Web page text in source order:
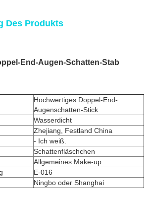
Des Produkts
End-Augen-Schatten-Stab
Hochwertiges Doppel-End-
Augenschatten-Stick
Wasserdicht
Zhejiang, Festland China
- Ich weiß.
Schattenfläschchen
Allgemeines Make-up
E-016
Ningbo oder Shanghai